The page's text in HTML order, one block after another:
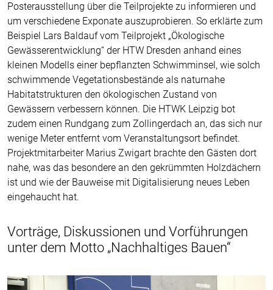
Posterausstellung über die Teilprojekte zu informieren und
um verschiedene Exponate auszuprobieren. So erklärte zum
Beispiel Lars Baldauf vom Teilprojekt „Ökologische
Gewässerentwicklung“ der HTW Dresden anhand eines
kleinen Modells einer bepflanzten Schwimminsel, wie solch
schwimmende Vegetationsbestände als naturnahe
Habitatstrukturen den ökologischen Zustand von
Gewässern verbessern können. Die HTWK Leipzig bot
zudem einen Rundgang zum Zollingerdach an, das sich nur
wenige Meter entfernt vom Veranstaltungsort befindet.
Projektmitarbeiter Marius Zwigart brachte den Gästen dort
nahe, was das besondere an den gekrümmten Holzdächern
ist und wie der Bauweise mit Digitalisierung neues Leben
eingehaucht hat.
Vorträge, Diskussionen und Vorführungen
unter dem Motto „Nachhaltiges Bauen“